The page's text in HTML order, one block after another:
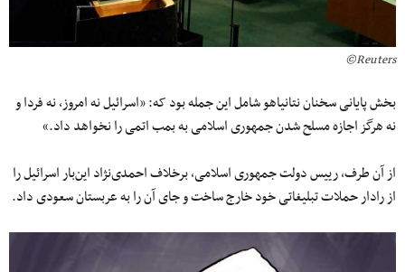
Reuters©
بخش پایانی سخنان نتانیاهو شامل این جمله بود که: «اسرائیل نه امروز، نه فردا و
نه هرگز اجازه مسلح شدن جمهوری اسلامی به بمب اتمی را نخواهد داد.»
از آن طرف، رییس دولت جمهوری اسلامی، برخلاف احمدی‌نژاد این‌بار اسرائیل را
از رادار حملات تبلیغاتی خود خارج ساخت و جای آن را به عربستان سعودی داد.